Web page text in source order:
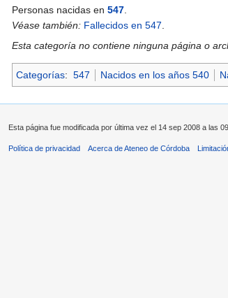
Personas nacidas en 547.
Véase también: Fallecidos en 547.
Esta categoría no contiene ninguna página o
Categorías: 547 Nacidos en los años 540
Esta página fue modificada por última vez el 14 sep 2008 a las
Política de privacidad Acerca de Ateneo de Córdoba